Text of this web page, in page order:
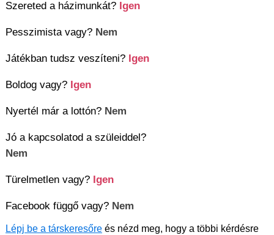
Szereted a házimunkát? Igen
Pesszimista vagy? Nem
Játékban tudsz veszíteni? Igen
Boldog vagy? Igen
Nyertél már a lottón? Nem
Jó a kapcsolatod a szüleiddel?
Nem
Türelmetlen vagy? Igen
Facebook függő vagy? Nem
Lépj be a társkeresőre és nézd meg, hogy a többi kérdésre